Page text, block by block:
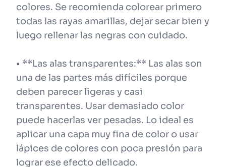
colores. Se recomienda colorear primero
todas las rayas amarillas, dejar secar bien y
luego rellenar las negras con cuidado.
• **Las alas transparentes:** Las alas son
una de las partes más difíciles porque
deben parecer ligeras y casi
transparentes. Usar demasiado color
puede hacerlas ver pesadas. Lo ideal es
aplicar una capa muy fina de color o usar
lápices de colores con poca presión para
lograr ese efecto delicado.